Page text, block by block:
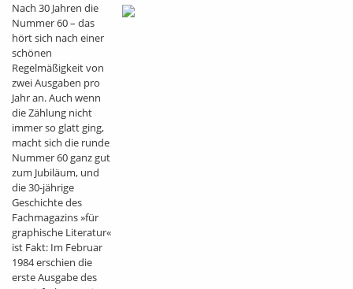
Nach 30 Jahren die
Nummer 60 – das
hört sich nach einer
schönen
Regelmäßigkeit von
zwei Ausgaben pro
Jahr an. Auch wenn
die Zählung nicht
immer so glatt ging,
macht sich die runde
Nummer 60 ganz gut
zum Jubiläum, und
die 30-jährige
Geschichte des
Fachmagazins »für
graphische Literatur«
ist Fakt: Im Februar
1984 erschien die
erste Ausgabe des